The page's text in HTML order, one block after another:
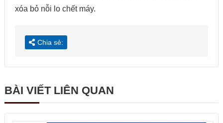
xóa bỏ nỗi lo chết máy.
Chia sẻ:
BÀI VIẾT LIÊN QUAN